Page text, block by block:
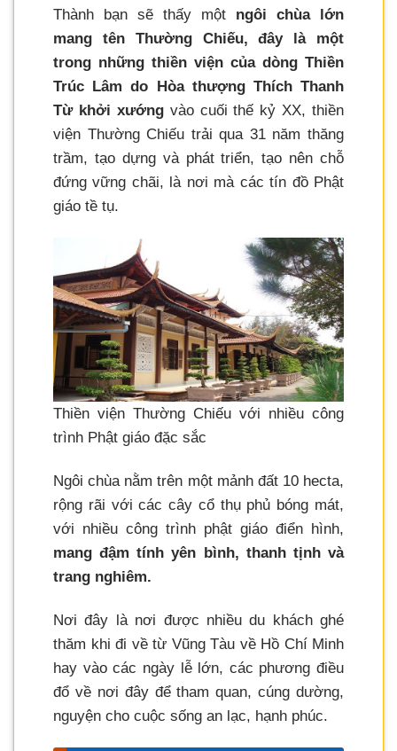
Thành bạn sẽ thấy một ngôi chùa lớn
mang tên Thường Chiếu, đây là một
trong những thiền viện của dòng Thiền
Trúc Lâm do Hòa thượng Thích Thanh
Từ khởi xướngvào cuối thế kỷ XX, thiền
viện Thường Chiếu trải qua 31 năm thăng
trầm, tạo dựng và phát triển, tạo nên chỗ
đứng vững chãi, là nơi mà các tín đồ Phật
giáo tề tụ.
Thiền viện Thường Chiếu với nhiều công
trình Phật giáo đặc sắc
Ngôi chùa nằm trên một mảnh đất 10 hecta,
rộng rãi với các cây cổ thụ phủ bóng mát,
với nhiều công trình phật giáo điển hình,
mang đậm tính yên bình, thanh tịnh và
trang nghiêm.
Nơi đây là nơi được nhiều du khách ghé
thăm khi đi về từ Vũng Tàu về Hồ Chí Minh
hay vào các ngày lễ lớn, các phương điều
đổ về nơi đây để tham quan, cúng dường,
nguyện cho cuộc sống an lạc, hạnh phúc.